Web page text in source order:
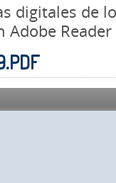
digitales de
Adobe Reader